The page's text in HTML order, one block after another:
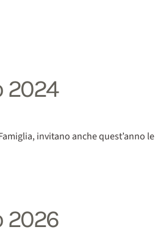
2024
invitano anche
2026